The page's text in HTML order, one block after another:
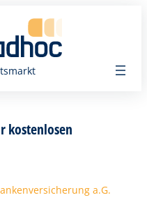
kostenlosen
a.G.